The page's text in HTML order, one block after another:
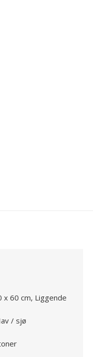
x 60 cm, Liggende
/ sjø